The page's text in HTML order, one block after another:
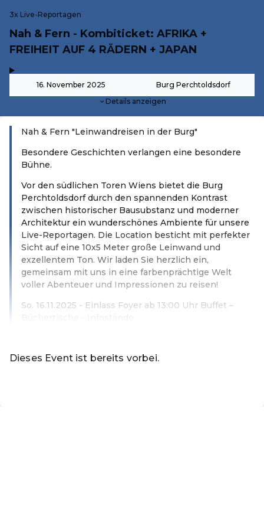
3x Live-Reportagen
Nah & Fern - Kombiticket: AFRIKA +
FREIHEIT AUF 4 RÄDERN + JAPAN
16. November 2025 Burg Perchtoldsdorf
Details anzeigen
Nah & Fern "Leinwandreisen in der Burg"
Besondere Geschichten verlangen eine besondere
Bühne.
Vor den südlichen Toren Wiens bietet die Burg
Perchtoldsdorf durch den spannenden Kontrast
zwischen historischer Bausubstanz und moderner
Architektur ein wunderschönes Ambiente für unsere
Live-Reportagen. Die Location besticht mit perfekter
Sicht auf eine 10x5 Meter große Leinwand und
exzellentem Ton. Wir laden Sie herzlich ein,
gemeinsam mit uns in eine farbenprächtige Welt
voller Abenteuer und Impressionen zu reisen!
So. 16.11.2025 - Einlass Foyer ab 13:00 Uhr Buffet –
Dieses Event ist bereits vorbei.